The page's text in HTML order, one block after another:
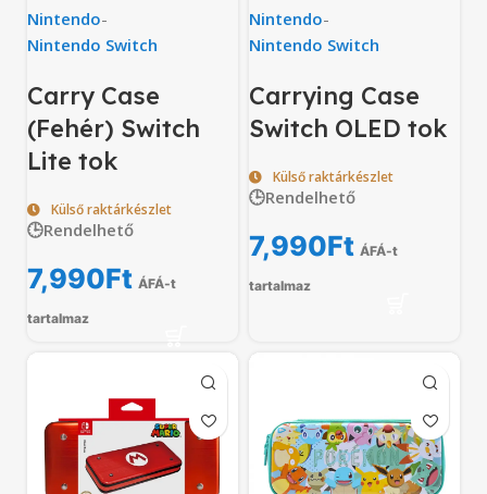
Nintendo-
Nintendo Switch
Carry Case
(Fehér) Switch
Lite tok
Külső raktárkészlet
🕒Rendelhető
7,990Ft ÁFÁ-t
tartalmaz
Nintendo-
Nintendo Switch
Carrying Case
Switch OLED tok
Külső raktárkészlet
🕒Rendelhető
7,990Ft ÁFÁ-t
tartalmaz